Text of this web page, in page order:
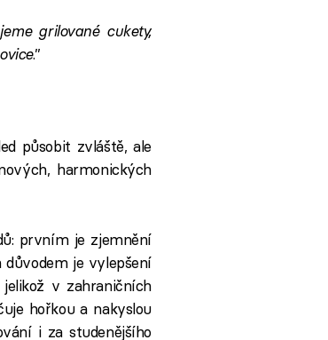
grilované cukety,
.”
působit zvláště, ale
harmonických
prvním je zjemnění
je vylepšení
v zahraničních
hořkou a nakyslou
i za studenějšího